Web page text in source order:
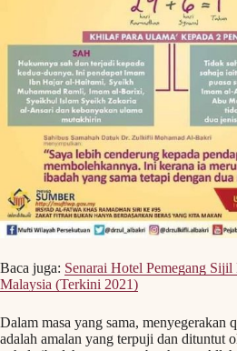
Baca juga: Senarai Hotel Pemegang
Malaysia (Terkini 2021)
Dalam masa yang sama, menyegerakan
adalah amalan yang terpuji dan dituntut